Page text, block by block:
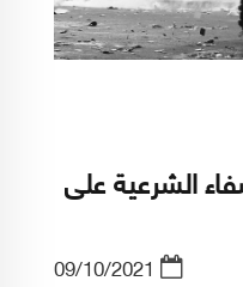
الشرعية على
09/10/2021